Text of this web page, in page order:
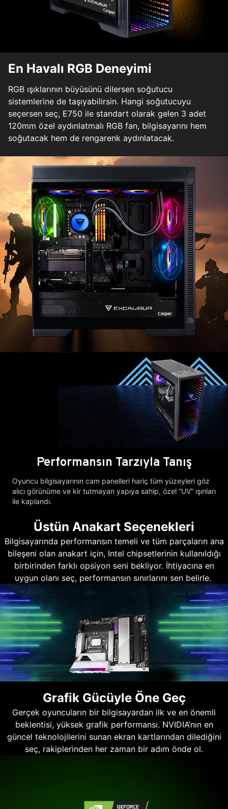
En Havalı RGB Deneyimi
RGB ışıklarının büyüsünü dilersen soğutucu
sistemlerine de taşıyabilirsin. Hangi soğutucuyu
seçersen seç, E750 ile standart olarak gelen 3 adet
120mm özel aydınlatmalı RGB fan, bilgisayarını hem
soğutacak hem de rengarenk aydınlatacak.
Performansın Tarzıyla Tanış
Oyuncu bilgisayarının cam panelleri hariç tüm yüzeyleri göz
alıcı görünüme ve kir tutmayan yapıya sahip, özel “UV” ışınları
ile kaplandı.
Üstün Anakart Seçenekleri
Bilgisayarında performansın temeli ve tüm parçaların ana
bileşeni olan anakart için, Intel chipsetlerinin kullanıldığı
birbirinden farklı opsiyon seni bekliyor. İhtiyacına en
uygun olanı seç, performansın sınırlarını sen belirle.
Grafik Gücüyle Öne Geç
Gerçek oyuncuların bir bilgisayardan ilk ve en önemli
beklentisi, yüksek grafik performansı. NVIDIA’nın en
güncel teknolojilerini sunan ekran kartlarından dilediğini
seç, rakiplerinden her zaman bir adım önde ol.